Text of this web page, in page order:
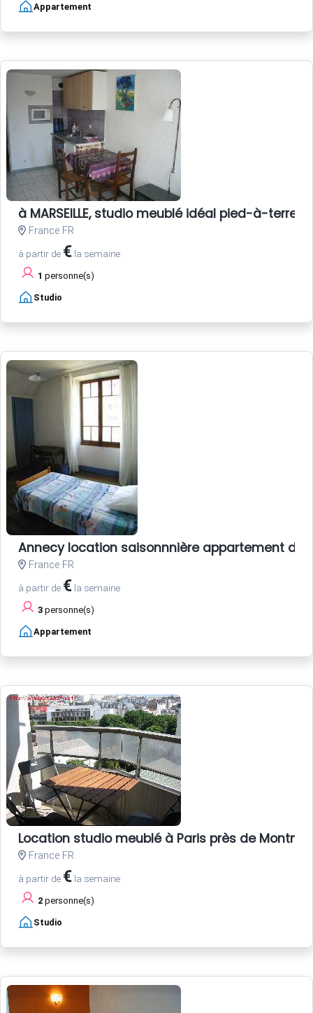
Appartement
à MARSEILLE, studio meublé idéal pied-à-terre
France FR
à partir de € la semaine
1 personne(s)
Studio
Annecy location saisonnnière appartement
France FR
à partir de € la semaine
3 personne(s)
Appartement
Location studio meublé à Paris près de
France FR
à partir de € la semaine
2 personne(s)
Studio